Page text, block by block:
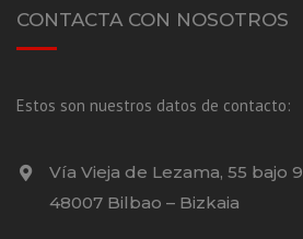
CONTACTA CON NOSOTROS
Estos son nuestros datos de contacto:
Vía Vieja de Lezama, 55 bajo 9
48007 Bilbao – Bizkaia